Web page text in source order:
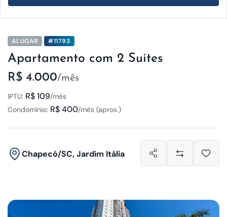
ALUGAR #11793
Apartamento com 2 Suítes
R$ 4.000/mês
IPTU: R$ 109/mês
Condomínio: R$ 400/mês (aprox.)
Chapecó/SC, Jardim Itália